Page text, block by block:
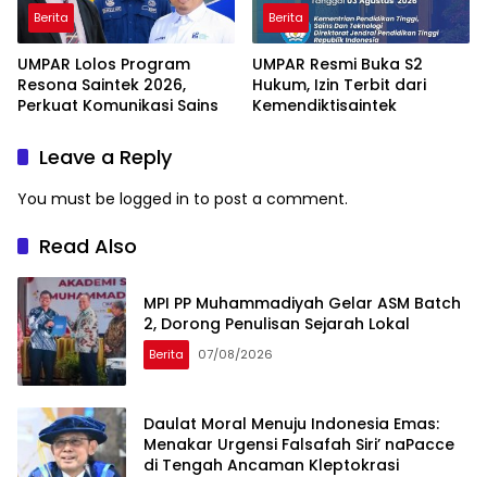
Berita
UMPAR Lolos Program
Resona Saintek 2026,
Perkuat Komunikasi Sains
Berita
UMPAR Resmi Buka S2
Hukum, Izin Terbit dari
Kemendiktisaintek
Leave a Reply
You must be logged in to post a comment.
Read Also
MPI PP Muhammadiyah Gelar ASM Batch
2, Dorong Penulisan Sejarah Lokal
Berita 07/08/2026
Daulat Moral Menuju Indonesia Emas:
Menakar Urgensi Falsafah Siri’ naPacce
di Tengah Ancaman Kleptokrasi